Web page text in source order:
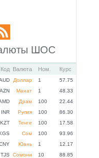
ШОС
Код Валюта Ном. Курс
Доллар 1
57.75
AZN Манат 1
48.33
Драм 100
22.44
INR Рупия 100
86.30
KZT Тенге 100
17.58
Сом 100
93.96
Юань 1
12.17
TJS Сомони 10
88.85